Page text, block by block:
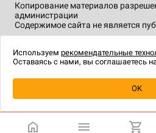
Уведомить о
Копирование материалов
администрации
Содержимое сайта не является
технологии.
Используем рекомендательные
Оставаясь с нами, вы соглашаетесь
OK